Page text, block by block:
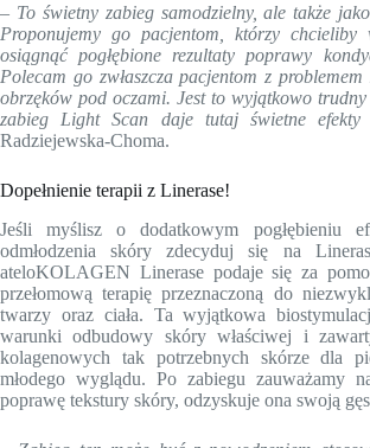
– To świetny zabieg samodzielny, ale także
Proponujemy go pacjentom, którzy
osiągnąć pogłębione rezultaty poprawy
Polecam go zwłaszcza pacjentom z
obrzęków pod oczami. Jest to wyjątkowo
zabieg Light Scan daje tutaj świetne
Radziejewska-Choma.
Dopełnienie terapii z Linerase!
Jeśli myślisz o dodatkowym pogłębieniu
odmłodzenia skóry zdecyduj się na
ateloKOLAGEN Linerase podaje się za
przełomową terapię przeznaczoną do
twarzy oraz ciała. Ta wyjątkowa
warunki odbudowy skóry właściwej i
kolagenowych tak potrzebnych skórze dla
młodego wyglądu. Po zabiegu zauważamy
poprawę tekstury skóry, odzyskuje ona swoją